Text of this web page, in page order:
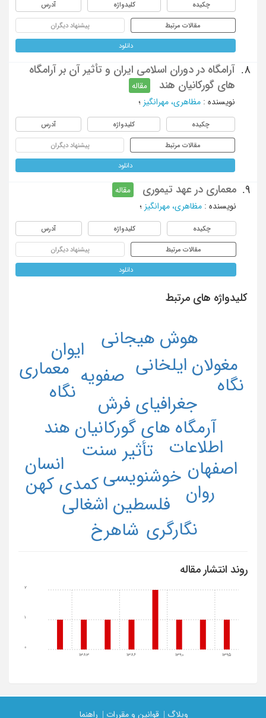
چکیده کلیدواژه آدرس
مقالات مرتبط پیشنهاد دیگران
دانلود
8.
آرامگاه در دوران اسلامی ایران و تأثیر آن بر آرامگاه
های گورکانیان هند
مقاله
نویسنده : مظاهری، مهرانگیز ؛
چکیده کلیدواژه آدرس
مقالات مرتبط پیشنهاد دیگران
دانلود
9. معماری در عهد تیموری
مقاله
نویسنده : مظاهری، مهرانگیز ؛
چکیده کلیدواژه آدرس
مقالات مرتبط پیشنهاد دیگران
دانلود
کلیدواژه های مرتبط
آرمگاه های گورکانیان هند
تأثیر
جغرافياي فرش
خوشنویسی
سنت
صفویه
فلسطین اشغالی
مغولان ایلخانی
نگاه
هوش هیجانی
کمدی کهن
اصفهان
اطلاعات
انسان
ایوان
روان
شاهرخ
معماری
نگارگری
نگاه
روند انتشار مقاله
1383 1386 1390 1395
0
1
2
وبلاگ | قوانین و مقررات | راهنما